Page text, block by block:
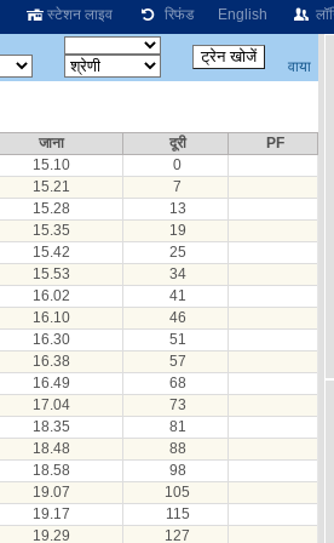
स्टेशन लाइव रिफंड English
वाया
जाना दूरी
PF
15.10
0
15.21
7
15.28
13
15.35
19
15.42
25
15.53
34
16.02
41
16.10
46
16.30
51
16.38
57
16.49
68
17.04
73
18.35
81
18.48
88
18.58
98
19.07
105
19.17
115
19.29 127